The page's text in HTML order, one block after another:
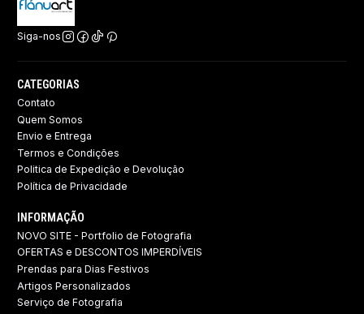
Siga-nos
CATEGORIAS
Contato
Quem Somos
Envio e Entrega
Termos e Condições
Politica de Expedição e Devolução ​
Política de Privacidade
INFORMAÇÃO
NOVO SITE - Portfolio de Fotografia
OFERTAS e DESCONTOS IMPERDÍVEIS
Prendas para Dias Festivos
Artigos Personalizados
Serviço de Fotografia